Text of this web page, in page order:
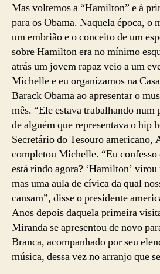
Mas voltemos a “Hamilton” e à
para os Obama. Naquela época, o
um embrião e o conceito de um
sobre Hamilton era no mínimo
atrás um jovem rapaz veio a um
Michelle e eu organizamos na
Barack Obama ao apresentar o
mês. “Ele estava trabalhando num
de alguém que representava o hip
Secretário do Tesouro americano,
completou Michelle. “Eu confesso
está rindo agora? ‘Hamilton’ virou
mas uma aula de cívica da qual
cansam”, disse o presidente
Anos depois daquela primeira
Miranda se apresentou de novo
Branca, acompanhado por seu
música, dessa vez no arranjo que